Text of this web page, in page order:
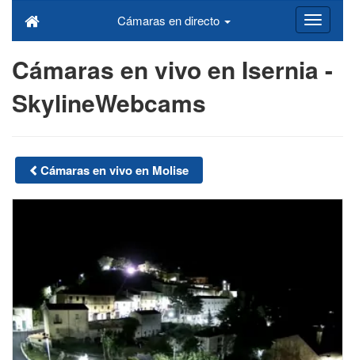
Cámaras en directo
Cámaras en vivo en Isernia -
SkylineWebcams
Cámaras en vivo en Molise